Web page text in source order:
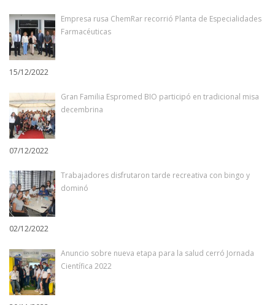
Empresa rusa ChemRar recorrió Planta de Especialidades
Farmacéuticas
15/12/2022
Gran Familia Espromed BIO participó en tradicional misa
decembrina
07/12/2022
Trabajadores disfrutaron tarde recreativa con bingo y
dominó
02/12/2022
Anuncio sobre nueva etapa para la salud cerró Jornada
Científica 2022